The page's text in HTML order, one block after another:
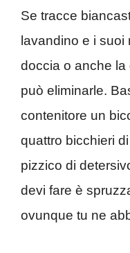
Se tracce
lavandino e i suoi
doccia o anche la
può eliminarle.
contenitore un
quattro bicchieri
pizzico di
devi fare è
ovunque tu ne